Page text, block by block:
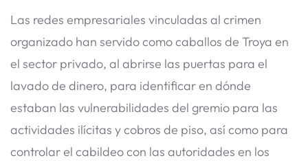
Las redes empresariales vinculadas al crimen
organizado han servido como caballos de Troya en
el sector privado, al abrirse las puertas para el
lavado de dinero, para identificar en dónde
estaban las vulnerabilidades del gremio para las
actividades ilícitas y cobros de piso, así como para
controlar el cabildeo con las autoridades en los